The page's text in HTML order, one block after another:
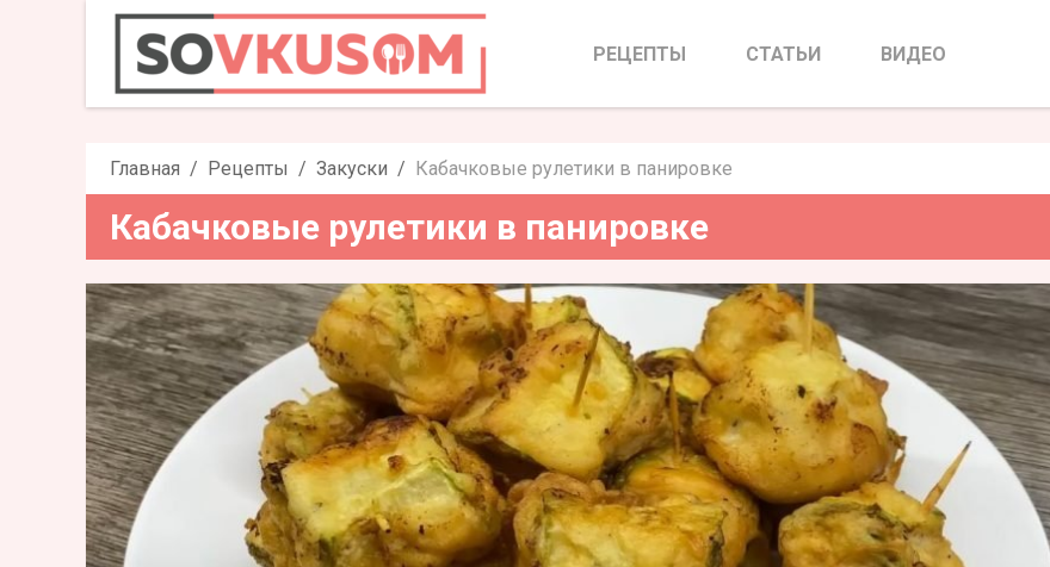
Кабачковые рулетики в панировке
РЕЦЕПТЫ СТАТЬИ ВИДЕО
Главная Рецепты Закуски Кабачковые рулетики в панировке
Кабачковые рулетики в панировке